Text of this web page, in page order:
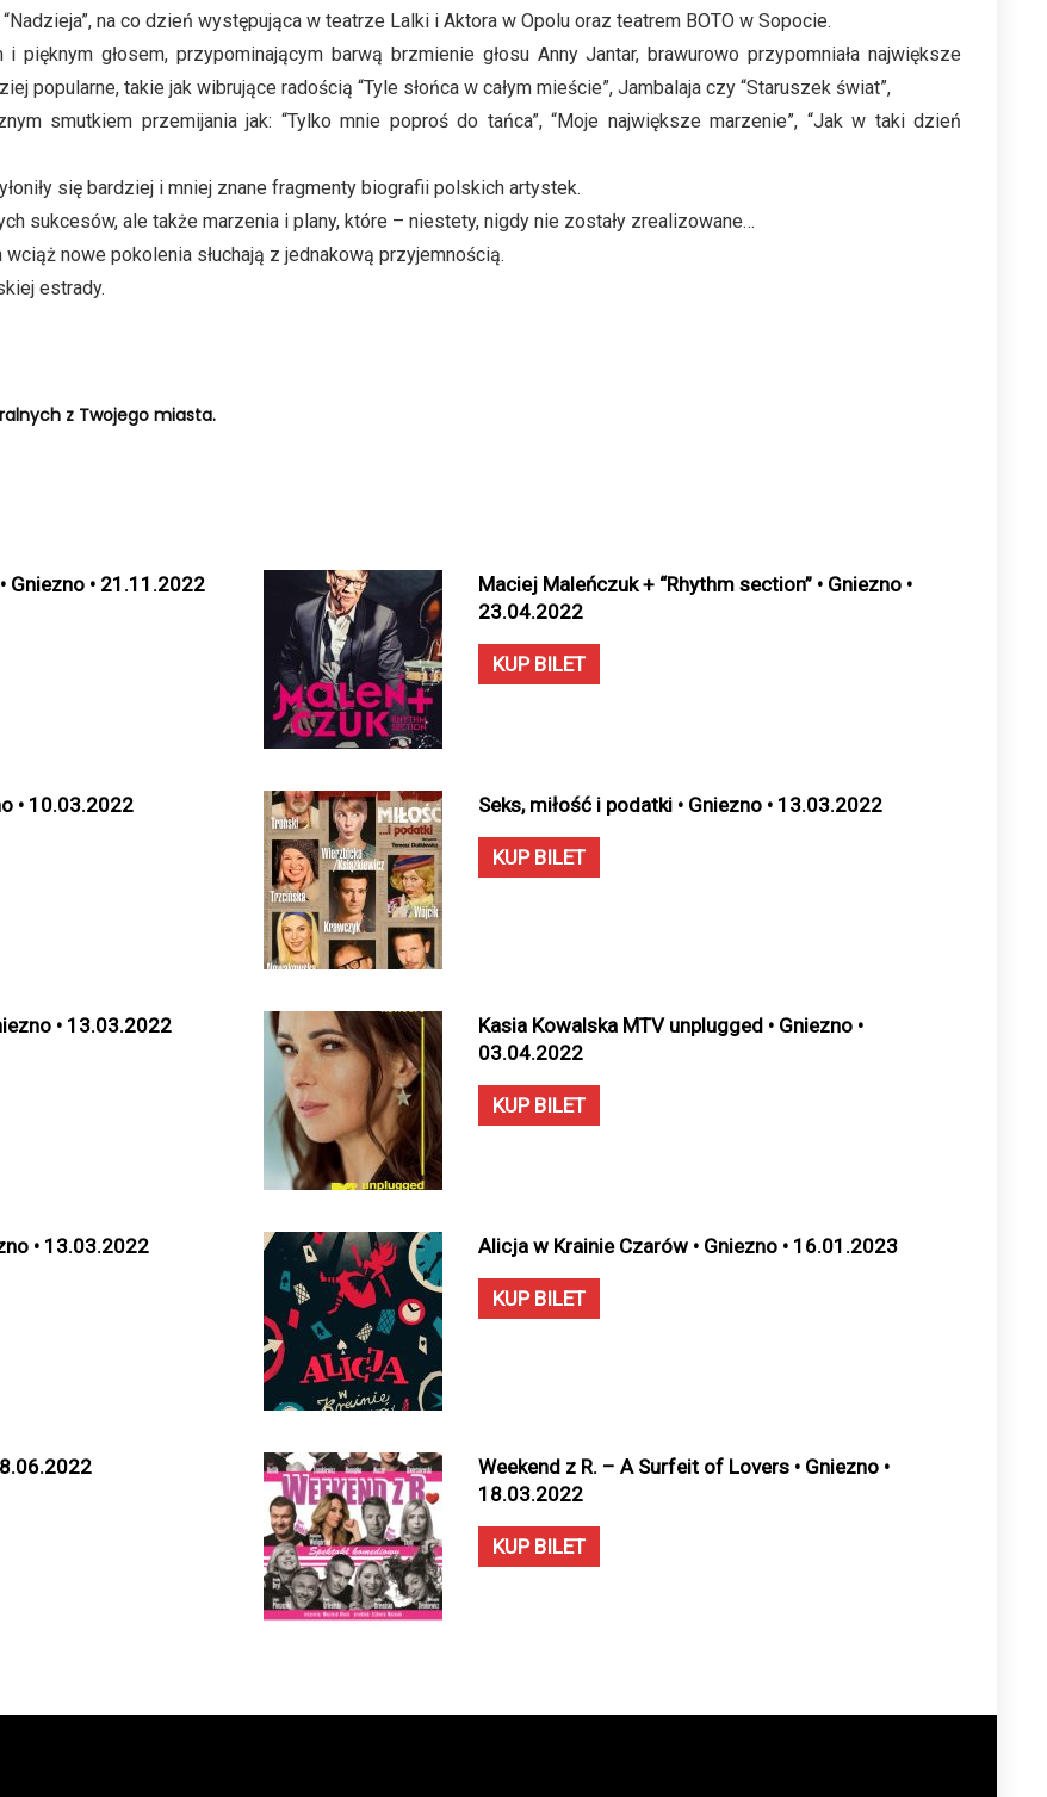
na co dzień występująca w teatrze Lalki i Aktora w Opolu oraz teatrem BOTO w Sopocie.
głosem, przypominającym barwą brzmienie głosu Anny Jantar, brawurowo przypomniała największe
popularne, takie jak wibrujące radością “Tyle słońca w całym mieście”, Jambalaja czy “Staruszek świat”,
smutkiem przemijania jak: “Tylko mnie poproś do tańca”, “Moje największe marzenie”, “Jak w taki dzień
się bardziej i mniej znane fragmenty biografii polskich artystek.
sukcesów, ale także marzenia i plany, które – niestety, nigdy nie zostały zrealizowane…
nowe pokolenia słuchają z jednakową przyjemnością.
estrady.
z Twojego miasta.
Gniezno • 21.11.2022
Maciej Maleńczuk + “Rhythm section” • Gniezno •
23.04.2022
KUP BILET
• 10.03.2022 Seks, miłość i podatki • Gniezno • 13.03.2022
KUP BILET
• 13.03.2022
Kasia Kowalska MTV unplugged • Gniezno •
03.04.2022
KUP BILET
• 13.03.2022 Alicja w Krainie Czarów • Gniezno • 16.01.2023
KUP BILET
Weekend z R. – A Surfeit of Lovers • Gniezno •
18.03.2022
KUP BILET